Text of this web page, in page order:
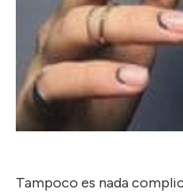
Tampoco es nada